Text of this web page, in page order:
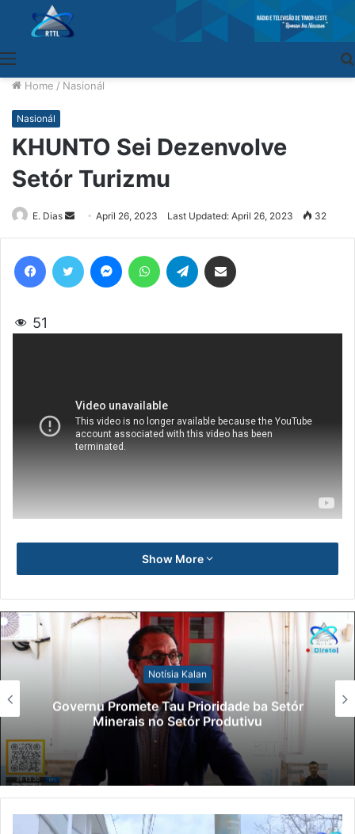
Home / Nasionál
Nasionál
KHUNTO Sei Dezenvolve
Setór Turizmu
E. Dias
Send
an
April 26, 2023 Last Updated: April 26, 2023 32
51
Show More
Notísia Kalan
Lei Siberseguransa Ajuda Autoridade
Polisiál Kaptura Autór Kriminozu ho
Paradeiru Iha Estranjeiru